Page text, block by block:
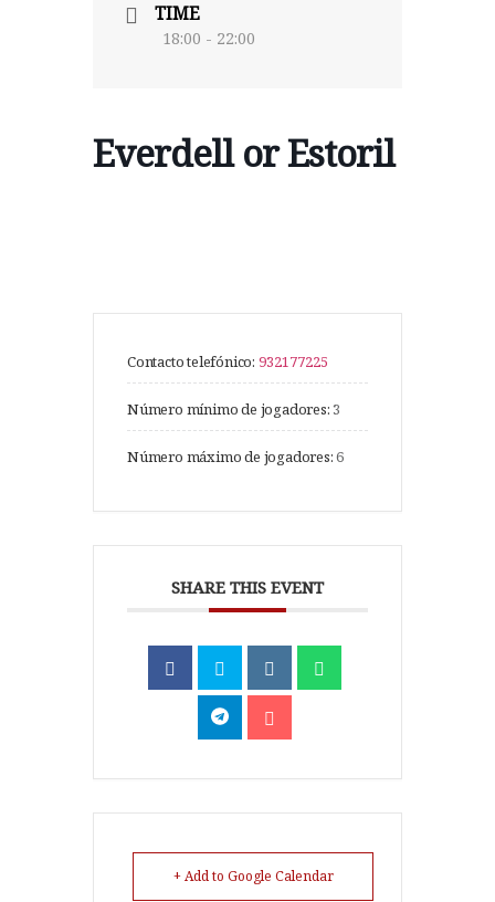
TIME
18:00 - 22:00
Everdell or Estoril
Contacto telefónico: 932177225
Número mínimo de jogadores:3
Número máximo de jogadores:6
SHARE THIS EVENT
+ Add to Google Calendar